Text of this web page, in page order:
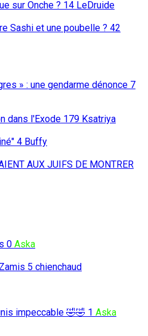
sur Onche ? 14 LeDruide
Sashi et une poubelle ? 42
» : une gendarme dénonce 7
dans l'Exode 179 Ksatriya
4 Buffy
AUX JUIFS DE MONTRER
0 Aska
5 chienchaud
impeccable 🤣🤣 1 Aska